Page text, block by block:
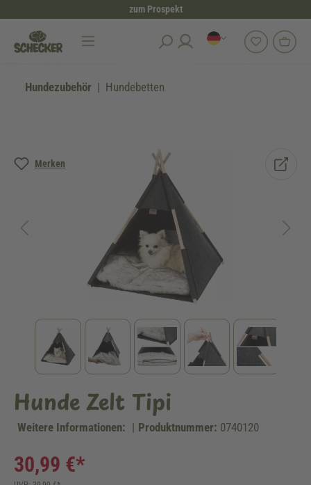
zum Prospekt
Hundezubehör Hundebetten
Merken
Bildergalerie überspringen
Hunde Zelt Tipi
Weitere Informationen: | Produktnummer: 0740120
30,99 €*